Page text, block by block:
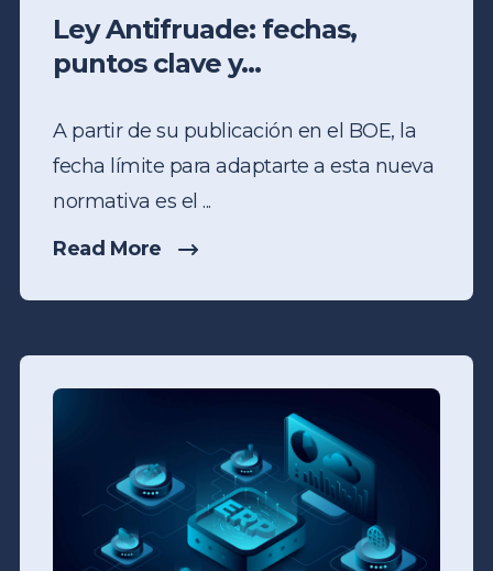
Ley Antifruade: fechas,
puntos clave y...
A partir de su publicación en el BOE, la
fecha límite para adaptarte a esta nueva
normativa es el ...
Read More